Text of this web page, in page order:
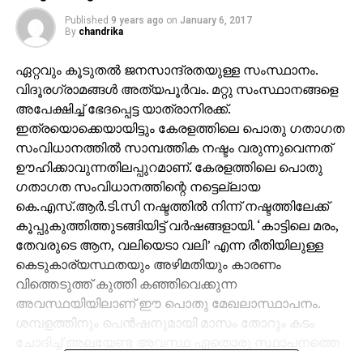
Published 9 years ago on January 6, 2017
By chandrika
ഏറ്റവും കൂടുതല്‍ ജനസാന്ദ്രതയുള്ള സംസ്ഥാനം.
വിദൂരഗ്രാമങ്ങള്‍ അത്യപൂര്‍വം. മറ്റു സംസ്ഥാനങ്ങളെ
അപേക്ഷിച്ച് ഭേദപ്പെട്ട യാത്രാനിരക്ക്.
ഇത്രയൊക്കെയായിട്ടും കേരളത്തിലെ പൊതു ഗതാഗത
സംവിധാനത്തില്‍ സാമ്പത്തിക നഷ്ടം വരുന്നുവെന്നത്
ഊഹിക്കാവുന്നതിലപ്പുറമാണ്. കേരളത്തിലെ പൊതു
ഗതാഗത സംവിധാനത്തിന്റെ നട്ടെല്ലായ
കെ.എസ്.ആര്‍.ടി.സി നഷ്ടത്തില്‍ നിന്ന് നഷ്ടത്തിലേക്ക്
കൂപ്പുകുത്തിത്തുടങ്ങിയിട്ട് വര്‍ഷങ്ങളായി. ‘കാട്ടിലെ മരം,
തേവരുടെ ആന, വലിയെടാ വലി’ എന്ന രീതിയിലുള്ള
കെടുകാര്യസ്ഥതയും അഴിമതിയും കാരണം
വിത്തെടുത്ത് കുത്തി കഞ്ഞിവെക്കുന്ന
അവസ്ഥയിയിലാണ് ഈ പൊതു മേഖലാസ്ഥാപനം.
ശമ്പളത്തിനും പെന്‍ഷനുമായി മാസം തോറും കടം